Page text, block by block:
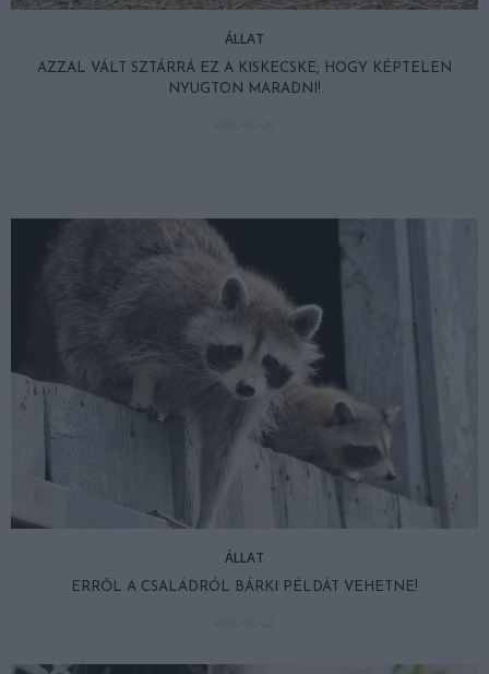
ÁLLAT
AZZAL VÁLT SZTÁRRÁ EZ A KISKECSKE, HOGY KÉPTELEN
NYUGTON MARADNI!
ÁLLAT
ERRŐL A CSALÁDRÓL BÁRKI PÉLDÁT VEHETNE!